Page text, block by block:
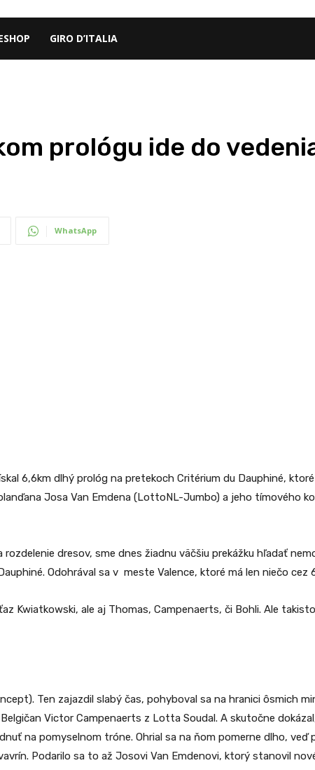
GIRO D’ITALIA
prológu ide do
WhatsApp
6,6km dlhý prológ na pretekoch Critérium du Dauphiné,
Josa Van Emdena (LottoNL-Jumbo) a jeho tímového
dresov, sme dnes žiadnu väčšiu prekážku hľadať
Odohrával sa v meste Valence, ktoré má len niečo cez
Kwiatkowski, ale aj Thomas, Campenaerts, či Bohli. Ale
Ten zajazdil slabý čas, pohyboval sa na hranici ôsmich
Victor Campenaerts z Lotta Soudal. A skutočne
na pomyselnom tróne. Ohrial sa na ňom pomerne dlho, veď
Podarilo sa to až Josovi Van Emdenovi, ktorý stanovil